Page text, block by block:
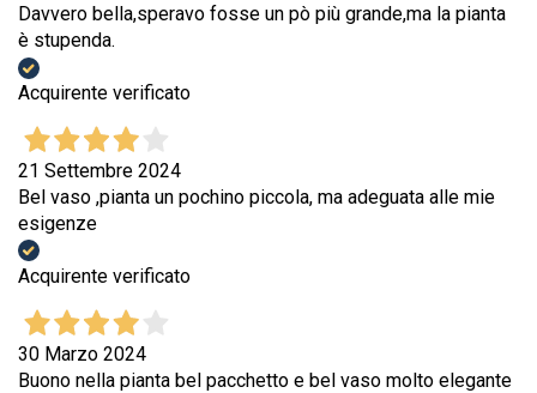
Davvero bella,speravo fosse un pò più grande,ma la pianta
è stupenda.
Acquirente verificato
21 Settembre 2024
Bel vaso ,pianta un pochino piccola, ma adeguata alle mie
esigenze
Acquirente verificato
30 Marzo 2024
Buono nella pianta bel pacchetto e bel vaso molto elegante